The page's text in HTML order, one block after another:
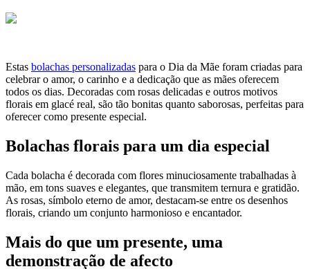
Estas bolachas personalizadas para o Dia da Mãe foram criadas para
celebrar o amor, o carinho e a dedicação que as mães oferecem
todos os dias. Decoradas com rosas delicadas e outros motivos
florais em glacé real, são tão bonitas quanto saborosas, perfeitas para
oferecer como presente especial.
Bolachas florais para um dia especial
Cada bolacha é decorada com flores minuciosamente trabalhadas à
mão, em tons suaves e elegantes, que transmitem ternura e gratidão.
As rosas, símbolo eterno de amor, destacam-se entre os desenhos
florais, criando um conjunto harmonioso e encantador.
Mais do que um presente, uma
demonstração de afecto